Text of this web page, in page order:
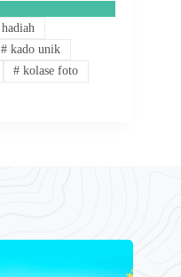
hadiah
# kado unik
# kolase foto